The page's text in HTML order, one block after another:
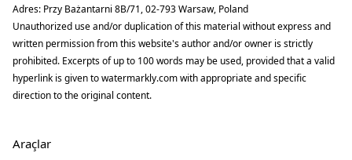
Adres: Przy Bażantarni 8B/71, 02-793 Warsaw, Poland
Unauthorized use and/or duplication of this material without express and
written permission from this website's author and/or owner is strictly
prohibited. Excerpts of up to 100 words may be used, provided that a valid
hyperlink is given to watermarkly.com with appropriate and specific
direction to the original content.
Araçlar